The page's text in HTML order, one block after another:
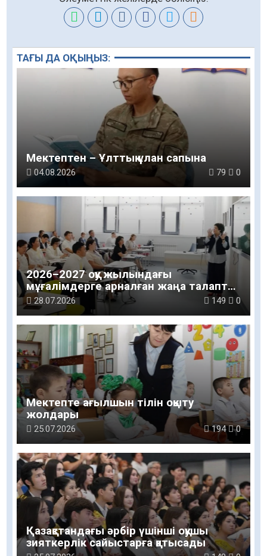
ТАҒЫ ДА ОҚЫҢЫЗ:
Мектептен – Ұлттық ұлан сапына
04.08.2026 79 0
2026–2027 оқу жылындағы
мұғалімдерге арналған жаңа талаптар
таныстырылды
28.07.2026 149 0
Мектепте ағылшын тілін оқыту
жолдары
25.07.2026 194 0
Қазақстандағы әрбір үшінші оқушы
зияткерлік сайыстарға қатысады